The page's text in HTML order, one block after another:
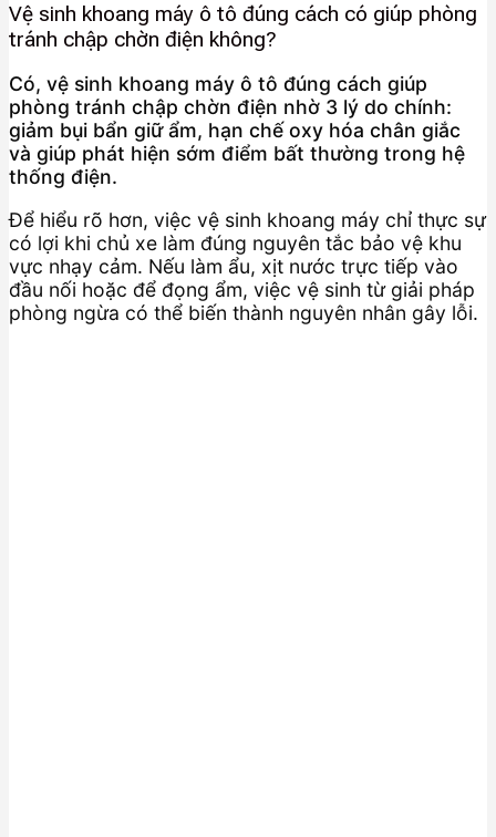
Vệ sinh khoang máy ô tô đúng cách có giúp phòng
tránh chập chờn điện không?
Có, vệ sinh khoang máy ô tô đúng cách giúp
phòng tránh chập chờn điện nhờ 3 lý do chính:
giảm bụi bẩn giữ ẩm, hạn chế oxy hóa chân giắc
và giúp phát hiện sớm điểm bất thường trong hệ
thống điện.
Để hiểu rõ hơn, việc vệ sinh khoang máy chỉ thực sự
có lợi khi chủ xe làm đúng nguyên tắc bảo vệ khu
vực nhạy cảm. Nếu làm ẩu, xịt nước trực tiếp vào
đầu nối hoặc để đọng ẩm, việc vệ sinh từ giải pháp
phòng ngừa có thể biến thành nguyên nhân gây lỗi.